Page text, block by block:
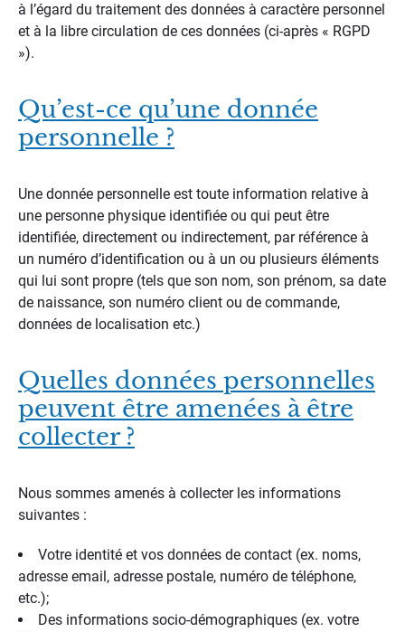
à l’égard du traitement des données à caractère personnel
et à la libre circulation de ces données (ci-après « RGPD
»).
Qu’est-ce qu’une donnée
personnelle ?
Une donnée personnelle est toute information relative à
une personne physique identifiée ou qui peut être
identifiée, directement ou indirectement, par référence à
un numéro d’identification ou à un ou plusieurs éléments
qui lui sont propre (tels que son nom, son prénom, sa date
de naissance, son numéro client ou de commande,
données de localisation etc.)
Quelles données personnelles
peuvent être amenées à être
collecter ?
Nous sommes amenés à collecter les informations
suivantes :
Votre identité et vos données de contact (ex. noms,
adresse email, adresse postale, numéro de téléphone,
etc.);
Des informations socio-démographiques (ex. votre